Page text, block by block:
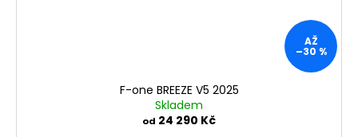
AŽ
–30 %
F-one BREEZE V5 2025
Skladem
od 24 290 Kč